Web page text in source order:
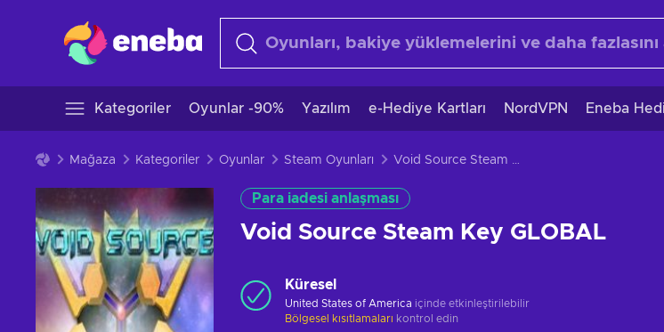
Kategoriler Oyunlar -90% Yazılım e-Hediye Kartları NordVPN Eneba
Mağaza Kategoriler Oyunlar Steam Oyunları Void Source Steam Key GLOBAL
Para iadesi anlaşması
Void Source Steam Key GLOBAL
Küresel
United States of America içinde etkinleştirilebilir
Bölgesel kısıtlamaları kontrol edin